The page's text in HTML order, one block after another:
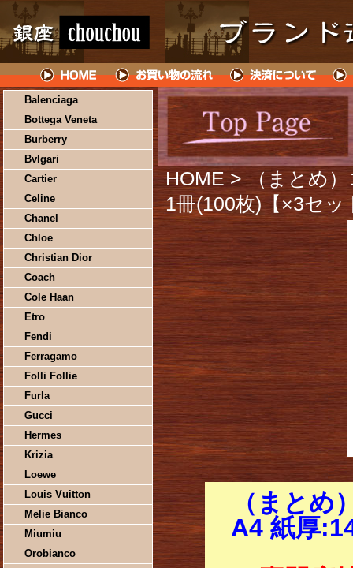
Balenciaga
Bottega Veneta
Burberry
Bvlgari
Cartier
Celine
Chanel
Chloe
Christian Dior
Coach
Cole Haan
Etro
Fendi
Ferragamo
Folli Follie
Furla
Gucci
Hermes
Krizia
Loewe
Louis Vuitton
Melie Bianco
Miumiu
Orobianco
HOME > （まとめ
1冊(100枚)【×3セッ
（まとめ
A4 紙厚